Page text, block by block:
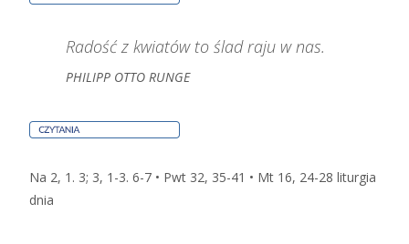
Radość z kwiatów to ślad raju w nas.
PHILIPP OTTO RUNGE
Na 2, 1. 3; 3, 1-3. 6-7 • Pwt 32, 35-41 • Mt 16, 24-28 liturgia
dnia